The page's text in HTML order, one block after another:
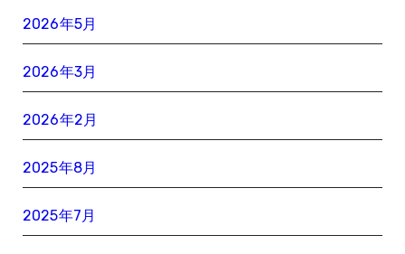
2026年5月
2026年3月
2026年2月
2025年8月
2025年7月